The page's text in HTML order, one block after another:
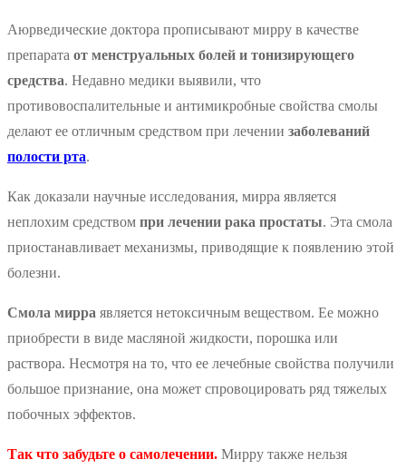
Аюрведические доктора прописывают мирру в качестве
препарата от менструальных болей и тонизирующего
средства. Недавно медики выявили, что
противовоспалительные и антимикробные свойства смолы
делают ее отличным средством при лечении заболеваний
полости рта.
Как доказали научные исследования, мирра является
неплохим средством при лечении рака простаты. Эта смола
приостанавливает механизмы, приводящие к появлению этой
болезни.
Смола мирра является нетоксичным веществом. Ее можно
приобрести в виде масляной жидкости, порошка или
раствора. Несмотря на то, что ее лечебные свойства получили
большое признание, она может спровоцировать ряд тяжелых
побочных эффектов.
Так что забудьте о самолечении. Мирру также нельзя